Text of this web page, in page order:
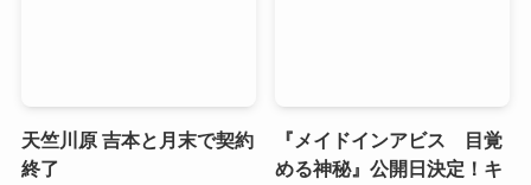
天竺川原 吉本と月末で契約
終了
『メイドインアビス 目覚
める神秘』公開日決定！キ